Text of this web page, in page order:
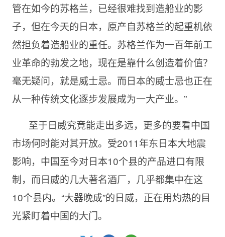
管在如今的苏格兰，已经很难找到造船业的影
子，但在今天的日本，原产自苏格兰的起重机依
然担负着造船业的重任。苏格兰作为一百年前工
业革命的勃发之地，现在是靠什么创造着价值？
毫无疑问，就是威士忌。而日本的威士忌也正在
从一种传统文化逐步发展成为一大产业。”
至于日威究竟能走出多远，更多的要看中国
市场何时能对其开放。受2011年东日本大地震
影响，中国至今对日本10个县的产品进口有限
制，而日威的几大著名酒厂，几乎都集中在这
10个县内。“大器晚成”的日威，正在用灼热的目
光紧盯着中国的大门。